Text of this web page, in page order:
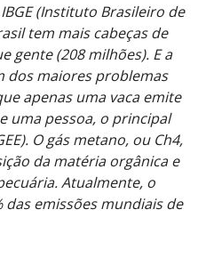
(Instituto Brasileiro de
tem mais cabeças de
gente (208 milhões). E a
dos maiores problemas
apenas uma vaca emite
uma pessoa, o principal
O gás metano, ou Ch4,
da matéria orgânica e
Atualmente, o
das emissões mundiais de